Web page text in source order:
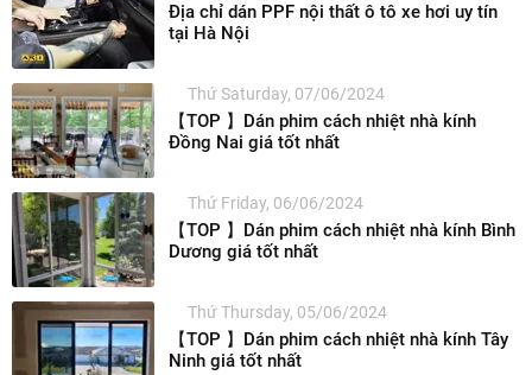
Địa chỉ dán PPF nội thất ô tô xe hơi uy tín
tại Hà Nội
Thứ Saturday, 07/06/2024
【TOP 】Dán phim cách nhiệt nhà kính
Đồng Nai giá tốt nhất
Thứ Friday, 06/06/2024
【TOP 】Dán phim cách nhiệt nhà kính Bình
Dương giá tốt nhất
Thứ Thursday, 05/06/2024
【TOP 】Dán phim cách nhiệt nhà kính Tây
Ninh giá tốt nhất